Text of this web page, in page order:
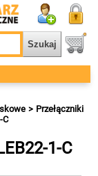
Przełączniki
C
1-C